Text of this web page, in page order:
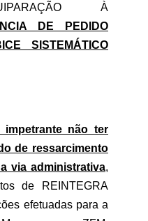
À
DE PEDIDO
SISTEMÁTICO
não ter
de ressarcimento
via administrativa,
de REINTEGRA
efetuadas para a